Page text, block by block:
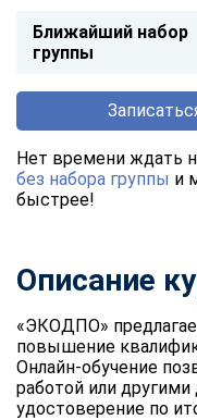
Ближайший набор
группы
Нет времени ждать
без набора группы и
быстрее!
Описание
«ЭКОДПО»
повышение
Онлайн-обучение
работой или другими
удостоверение по